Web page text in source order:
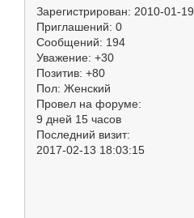
Зарегистрирован: 2010-01-19
Приглашений: 0
Сообщений: 194
Уважение: +30
Позитив: +80
Пол: Женский
Провел на форуме:
9 дней 15 часов
Последний визит:
2017-02-13 18:03:15